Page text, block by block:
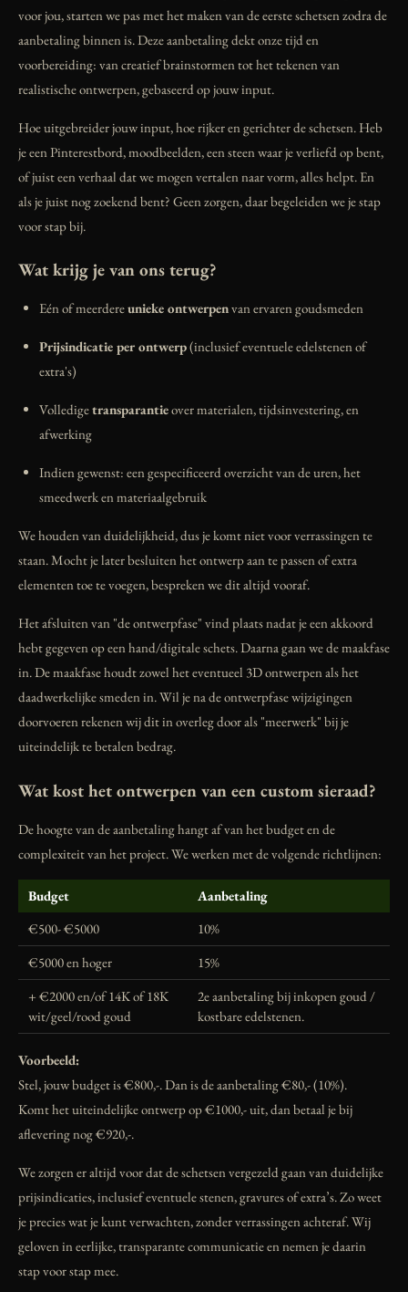
voor jou, starten we pas met het maken van de eerste schetsen zodra de
aanbetaling binnen is. Deze aanbetaling dekt onze tijd en
voorbereiding: van creatief brainstormen tot het tekenen van
realistische ontwerpen, gebaseerd op jouw input.
Hoe uitgebreider jouw input, hoe rijker en gerichter de schetsen. Heb
je een Pinterestbord, moodbeelden, een steen waar je verliefd op bent,
of juist een verhaal dat we mogen vertalen naar vorm, alles helpt. En
als je juist nog zoekend bent? Geen zorgen, daar begeleiden we je stap
voor stap bij.
Wat krijg je van ons terug?
Eén of meerdereunieke ontwerpenvan ervaren goudsmeden
Prijsindicatie per ontwerp(inclusief eventuele edelstenen of
extra's)
Volledigetransparantieover materialen, tijdsinvestering, en
afwerking
Indien gewenst: een gespecificeerd overzicht van de uren, het
smeedwerk en materiaalgebruik
We houden van duidelijkheid, dus je komt niet voor verrassingen te
staan. Mocht je later besluiten het ontwerp aan te passen of extra
elementen toe te voegen, bespreken we dit altijd vooraf.
Het afsluiten van "de ontwerpfase" vind plaats nadat je een akkoord
hebt gegeven op een hand/digitale schets. Daarna gaan we de maakfase
in. De maakfase houdt zowel het eventueel 3D ontwerpen als het
daadwerkelijke smeden in. Wil je na de ontwerpfase wijzigingen
doorvoeren rekenen wij dit in overleg door als "meerwerk" bij je
uiteindelijk te betalen bedrag.
Wat kost het ontwerpen van een custom sieraad?
De hoogte van de aanbetaling hangt af van het budget en de
complexiteit van het project. We werken met de volgende richtlijnen:
Budget
Aanbetaling
€500- €5000
10%
€5000 en hoger
15%
+ €2000 en/of 14K of 18K
wit/geel/rood goud
2e aanbetaling bij inkopen goud /
kostbare edelstenen.
Voorbeeld:
Stel, jouw budget is €800,-. Dan is de aanbetaling €80,- (10%).
Komt het uiteindelijke ontwerp op €1000,- uit, dan betaal je bij
aflevering nog €920,-.
We zorgen er altijd voor dat de schetsen vergezeld gaan van duidelijke
prijsindicaties, inclusief eventuele stenen, gravures of extra’s. Zo weet
je precies wat je kunt verwachten, zonder verrassingen achteraf. Wij
geloven in eerlijke, transparante communicatie en nemen je daarin
stap voor stap mee.